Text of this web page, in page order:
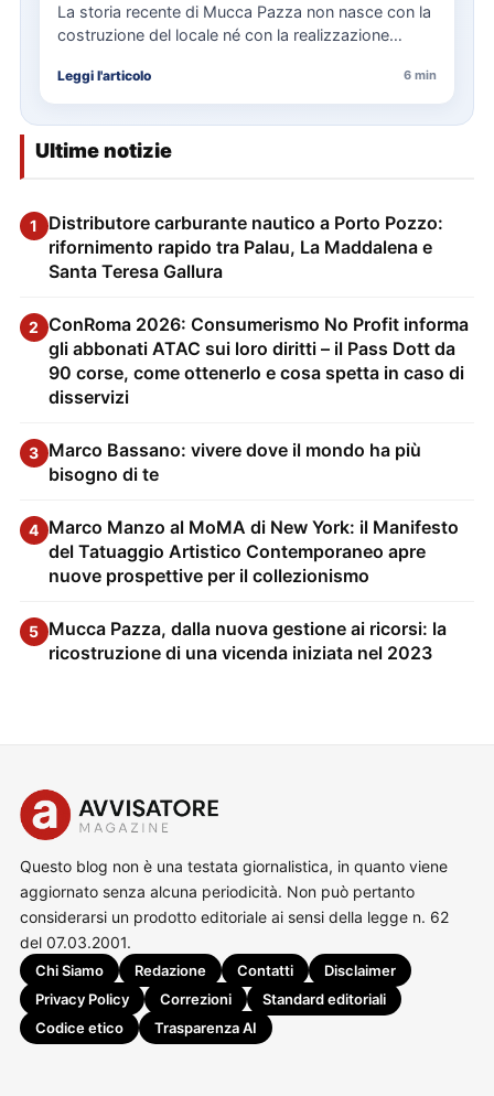
La storia recente di Mucca Pazza non nasce con la
costruzione del locale né con la realizzazione
Leggi l'articolo 6 min
Ultime notizie
1
Distributore carburante nautico a Porto Pozzo:
rifornimento rapido tra Palau, La Maddalena e
Santa Teresa Gallura
2 ConRoma 2026: Consumerismo No Profit informa
gli abbonati ATAC sui loro diritti – il Pass Dott da
90 corse, come ottenerlo e cosa spetta in caso di
disservizi
3 Marco Bassano: vivere dove il mondo ha più
bisogno di te
4 Marco Manzo al MoMA di New York: il Manifesto
del Tatuaggio Artistico Contemporaneo apre
nuove prospettive per il collezionismo
5 Mucca Pazza, dalla nuova gestione ai ricorsi: la
ricostruzione di una vicenda iniziata nel 2023
Questo blog non è una testata giornalistica, in quanto viene
aggiornato senza alcuna periodicità. Non può pertanto
considerarsi un prodotto editoriale ai sensi della legge n. 62
del 07.03.2001.
Chi Siamo Redazione Contatti
Disclaimer
Privacy Policy
Correzioni
Standard editoriali
Codice etico
Trasparenza AI